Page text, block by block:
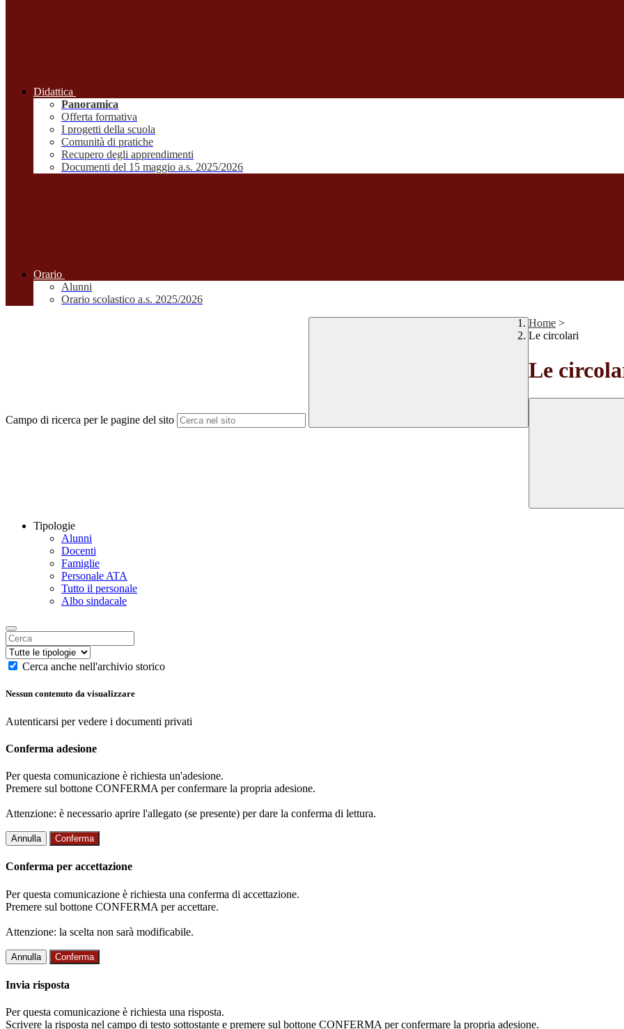
Didattica
Panoramica
Offerta formativa
I progetti della scuola
Comunità di pratiche
Recupero degli apprendimenti
Documenti del 15 maggio a.s. 2025/2026
Orario
Alunni
Orario scolastico a.s. 2025/2026
Campo di ricerca per le pagine del sito
Home >
Le circolari
Le
Tipologie
Alunni
Docenti
Famiglie
Personale ATA
Tutto il personale
Albo sindacale
Cerca anche nell'archivio storico
Nessun contenuto da visualizzare
Autenticarsi per vedere i documenti privati
Conferma adesione
Per questa comunicazione è richiesta un'adesione.
Premere sul bottone CONFERMA per confermare la propria adesione.
Attenzione: è necessario aprire l'allegato (se presente) per dare la conferma di lettura.
Annulla Conferma
Conferma per accettazione
Per questa comunicazione è richiesta una conferma di accettazione.
Premere sul bottone CONFERMA per accettare.
Attenzione: la scelta non sarà modificabile.
Annulla Conferma
Invia risposta
Per questa comunicazione è richiesta una risposta.
Scrivere la risposta nel campo di testo sottostante e premere sul bottone CONFERMA per confermare la propria adesione.